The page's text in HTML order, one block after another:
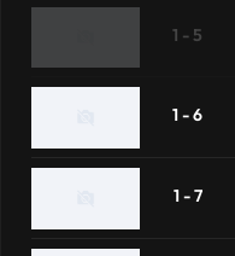
1 - 5
1 - 6
1 - 7